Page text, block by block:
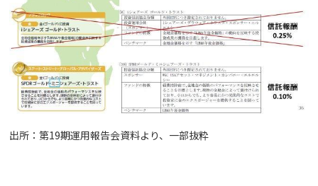
出所：第19期運用報告会資料より、一部抜粋